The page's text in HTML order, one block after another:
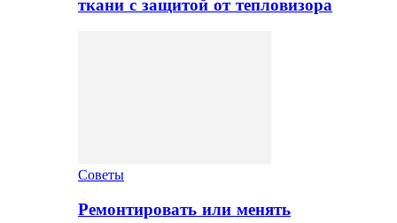
ткани с защитой от тепловизора
Советы
Ремонтировать или менять